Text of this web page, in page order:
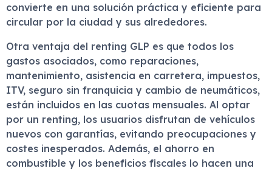
convierte en una solución práctica y eficiente para
circular por la ciudad y sus alrededores.
Otra ventaja del renting GLP es que todos los
gastos asociados, como reparaciones,
mantenimiento, asistencia en carretera, impuestos,
ITV, seguro sin franquicia y cambio de neumáticos,
están incluidos en las cuotas mensuales. Al optar
por un renting, los usuarios disfrutan de vehículos
nuevos con garantías, evitando preocupaciones y
costes inesperados. Además, el ahorro en
combustible y los beneficios fiscales lo hacen una